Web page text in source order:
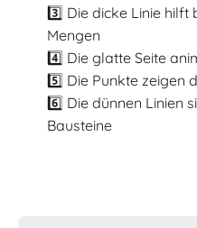
3️⃣ Die dicke Linie hilft
Mengen
4️⃣ Die glatte Seite
5️⃣ Die Punkte zeigen
6️⃣ Die dünnen Linien
Bausteine